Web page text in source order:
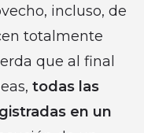
incluso, de
totalmente
que al final
todas las
en un